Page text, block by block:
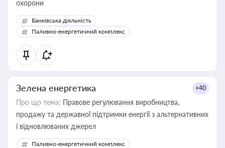
охорони
Банківська діяльність
Паливно-енергетичний комплекс
Зелена енергетика +40
Про що тема: Правове регулювання виробництва,
продажу та державної підтримки енергії з альтернативних
і відновлюваних джерел
Паливно-енергетичний комплекс